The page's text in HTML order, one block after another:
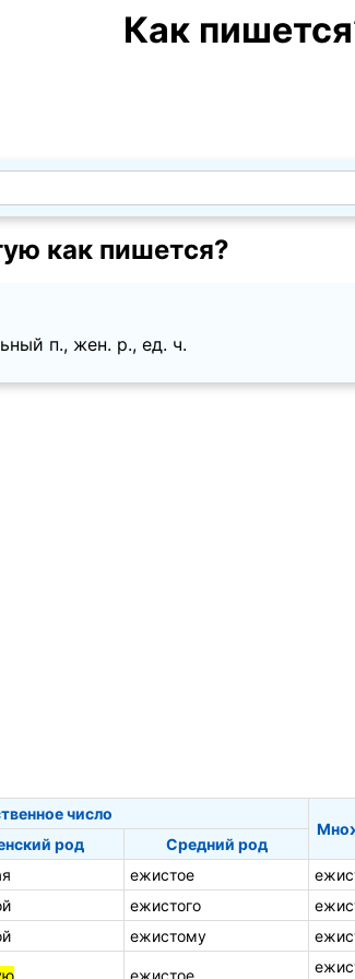
Как
как пишется?
п., жен. p., ед. ч.
число
род
Средний род
ежистое
ежистого
ежистому